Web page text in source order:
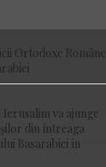
Ortodoxe Române
va ajunge
din întreaga
Basarabiei în